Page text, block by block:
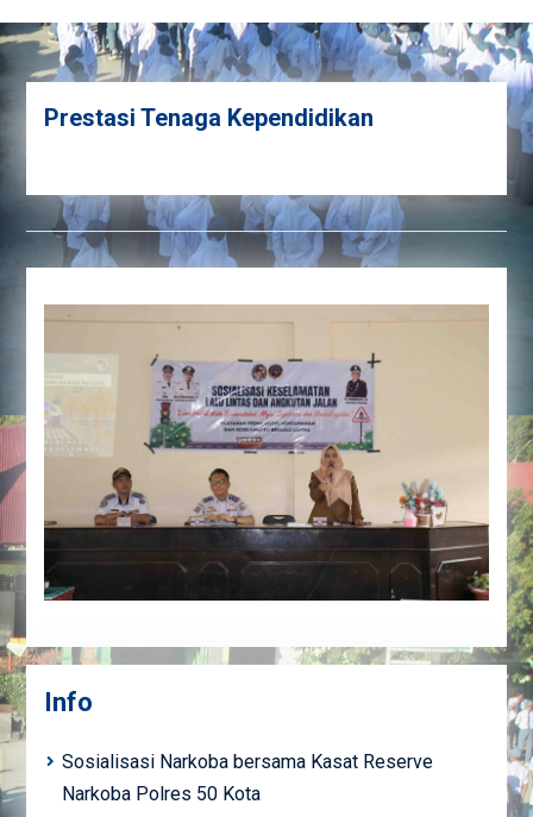
Prestasi Tenaga Kependidikan
Info
Sosialisasi Narkoba bersama Kasat Reserve
Narkoba Polres 50 Kota